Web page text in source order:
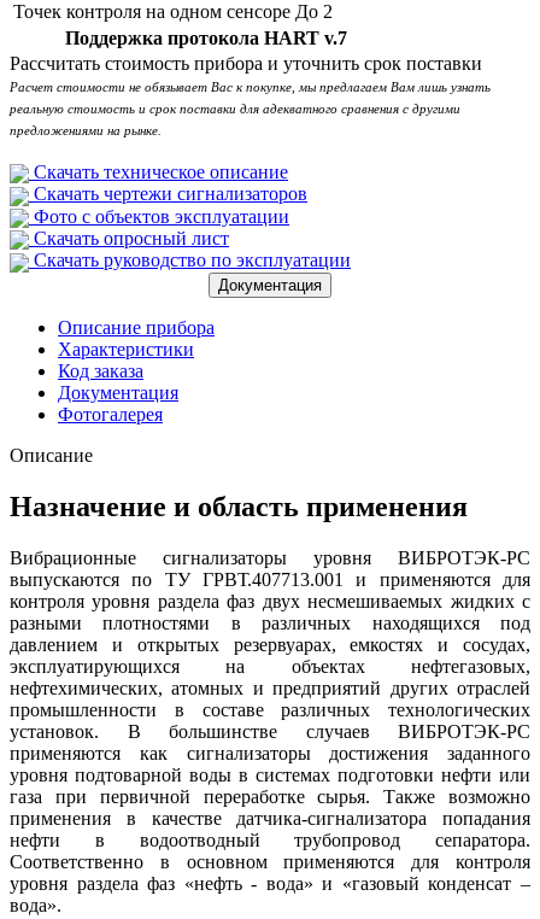
Точек контроля на одном сенсоре До 2
Поддержка протокола HART v.7
Рассчитать стоимость прибора и уточнить срок поставки
Расчет стоимости не обязывает Вас к покупке, мы предлагаем Вам лишь узнать
реальную стоимость и срок поставки для адекватного сравнения с другими
предложениями на рынке.
Скачать техническое описание
Скачать чертежи сигнализаторов
Фото с объектов эксплуатации
Скачать опросный лист
Скачать руководство по эксплуатации
Документация
Описание прибора
Характеристики
Код заказа
Документация
Фотогалерея
Описание
Назначение и область применения
Вибрационные сигнализаторы уровня ВИБРОТЭК-РС
выпускаются по ТУ ГРВТ.407713.001
и применяются для
контроля уровня раздела фаз двух несмешиваемых жидких с
разными плотностями в различных находящихся под
давлением и открытых резервуарах, емкостях и сосудах,
эксплуатирующихся на объектах нефтегазовых,
нефтехимических, атомных и предприятий других отраслей​
промышленности в составе различных технологических
установок. В большинстве случаев ВИБРОТЭК-РС
применяются как сигнализаторы достижения заданного
уровня подтоварной воды в системах подготовки нефти или
газа при первичной переработке сырья. Также возможно
применения в качестве датчика-сигнализатора попадания
нефти в водоотводный трубопровод сепаратора.
Соответственно в основном применяются для контроля
уровня раздела фаз «нефть - вода» и «газовый конденсат –
вода».